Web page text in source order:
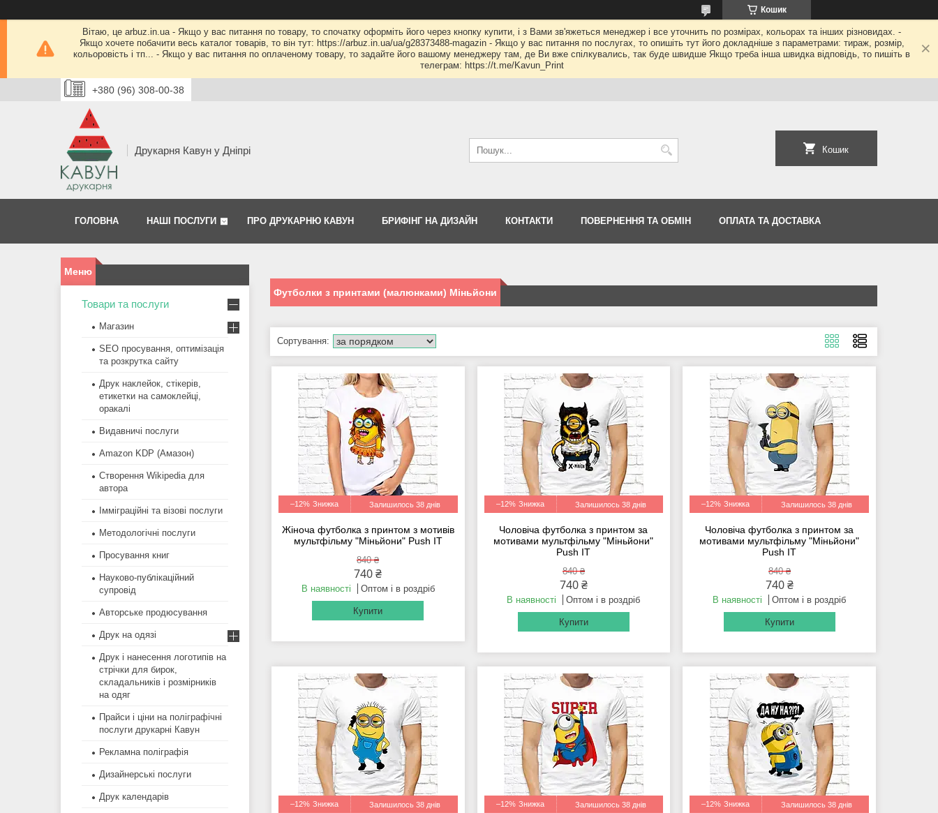
Кошик
Вітаю, це arbuz.in.ua - Якщо у вас питання по товару, то спочатку оформіть його через кнопку купити, і з Вами зв'яжеться менеджер і все уточнить по розмірах, кольорах та інших різновидах. -
Якщо хочете побачити весь каталог товарів, то він тут: https://arbuz.in.ua/ua/g28373488-magazin - Якщо у вас питання по послугах, то опишіть тут його докладніше з параметрами: тираж, розмір,
кольоровість і тп... - Якщо у вас питання по оплаченому товару, то задайте його вашому менеджеру там, де Ви вже спілкувались, так буде швидше Якщо треба інша швидка відповідь, то пишіть в
телеграм: https://t.me/Kavun_Print
+380 (96) 308-00-38
Друкарня Кавун у Дніпрі Кошик
ГОЛОВНА НАШІ ПОСЛУГИ ПРО ДРУКАРНЮ КАВУН БРИФІНГ НА ДИЗАЙН КОНТАКТИ ПОВЕРНЕННЯ ТА ОБМІН ОПЛАТА ТА ДОСТАВКА
Футболки з принтами (малюнками) Міньйони
–12% Залишилось 38 днів
Жіноча футболка з принтом з мотивів
мультфільму "Міньйони" Push IT
840 ₴
740 ₴
В наявності Оптом і в роздріб
Купити
–12% Залишилось 38 днів
Чоловіча футболка з принтом за
мотивами мультфільму "Міньйони"
Push IT
840 ₴
740 ₴
В наявності Оптом і в роздріб
Купити
–12% Залишилось 38 днів
Чоловіча футболка з принтом за
мотивами мультфільму "Міньйони"
Push IT
840 ₴
740 ₴
В наявності Оптом і в роздріб
Купити
–12% Залишилось 38 днів –12% Залишилось 38 днів –12% Залишилось 38 днів
Товари та послуги
Магазин
SEO просування, оптимізація
та розкрутка сайту
Друк наклейок, стікерів,
етикетки на самоклейці,
оракалі
Видавничі послуги
Amazon KDP (Амазон)
Створення Wikipedia для
автора
Імміграційні та візові послуги
Методологічні послуги
Просування книг
Науково-публікаційний
супровід
Авторське продюсування
Друк на одязі
Друк і нанесення логотипів на
стрічки для бирок,
складальників і розмірників
на одяг
Прайси і ціни на поліграфічні
послуги друкарні Кавун
Рекламна поліграфія
Дизайнерські послуги
Друк календарів